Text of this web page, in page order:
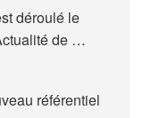
déroulé le
de …
référentiel